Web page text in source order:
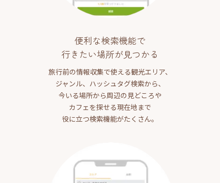
便利な検索機能で
行きたい場所が見つかる
旅行前の情報収集で使える観光エリア、
ジャンル、ハッシュタグ検索から、
今いる場所から周辺の見どころや
カフェを探せる現在地まで
役に立つ検索機能がたくさん。